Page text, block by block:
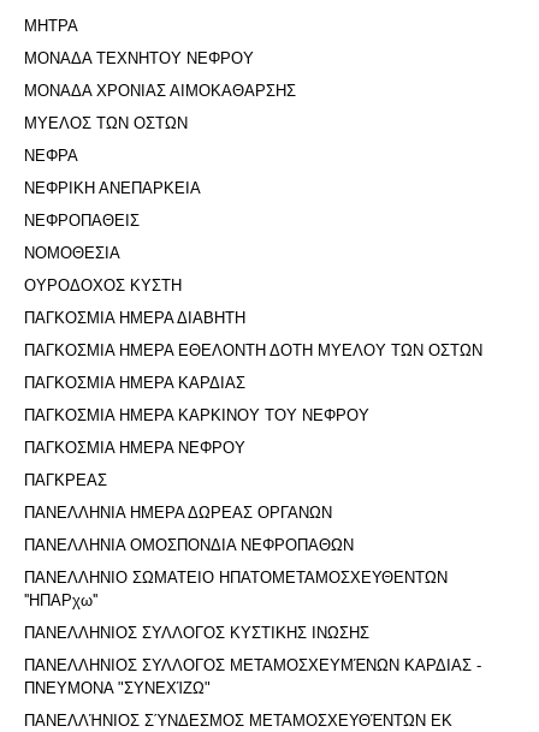
ΜΗΤΡΑ
ΜΟΝΑΔΑ ΤΕΧΝΗΤΟΥ ΝΕΦΡΟΥ
ΜΟΝΑΔΑ ΧΡΟΝΙΑΣ ΑΙΜΟΚΑΘΑΡΣΗΣ
ΜΥΕΛΟΣ ΤΩΝ ΟΣΤΩΝ
ΝΕΦΡΑ
ΝΕΦΡΙΚΗ ΑΝΕΠΑΡΚΕΙΑ
ΝΕΦΡΟΠΑΘΕΙΣ
ΝΟΜΟΘΕΣΙΑ
ΟΥΡΟΔΟΧΟΣ ΚΥΣΤΗ
ΠΑΓΚΟΣΜΙΑ ΗΜΕΡΑ ΔΙΑΒΗΤΗ
ΠΑΓΚΟΣΜΙΑ ΗΜΕΡΑ ΕΘΕΛΟΝΤΗ ΔΟΤΗ ΜΥΕΛΟΥ ΤΩΝ ΟΣΤΩΝ
ΠΑΓΚΟΣΜΙΑ ΗΜΕΡΑ ΚΑΡΔΙΑΣ
ΠΑΓΚΟΣΜΙΑ ΗΜΕΡΑ ΚΑΡΚΙΝΟΥ ΤΟΥ ΝΕΦΡΟΥ
ΠΑΓΚΟΣΜΙΑ ΗΜΕΡΑ ΝΕΦΡΟΥ
ΠΑΓΚΡΕΑΣ
ΠΑΝΕΛΛΗΝΙΑ ΗΜΕΡΑ ΔΩΡΕΑΣ ΟΡΓΑΝΩΝ
ΠΑΝΕΛΛΗΝΙΑ ΟΜΟΣΠΟΝΔΙΑ ΝΕΦΡΟΠΑΘΩΝ
ΠΑΝΕΛΛΗΝΙΟ ΣΩΜΑΤΕΙΟ ΗΠΑΤΟΜΕΤΑΜΟΣΧΕΥΘΕΝΤΩΝ
''ΗΠΑΡχω''
ΠΑΝΕΛΛΗΝΙΟΣ ΣΥΛΛΟΓΟΣ ΚΥΣΤΙΚΗΣ ΙΝΩΣΗΣ
ΠΑΝΕΛΛΗΝΙΟΣ ΣΥΛΛΟΓΟΣ ΜΕΤΑΜΟΣΧΕΥΜΈΝΩΝ ΚΑΡΔΙΑΣ -
ΠΝΕΥΜΟΝΑ "ΣΥΝΕΧΊΖΩ"
ΠΑΝΕΛΛΉΝΙΟΣ ΣΎΝΔΕΣΜΟΣ ΜΕΤΑΜΟΣΧΕΥΘΈΝΤΩΝ ΕΚ